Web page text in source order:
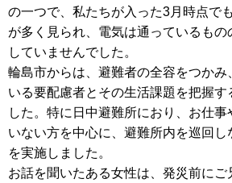
の一つで、私たちが入った3月時点で
が多く見られ、電気は通っているもの
していませんでした。
輪島市からは、避難者の全容をつかみ
いる要配慮者とその生活課題を把握す
した。特に日中避難所におり、お仕事
いない方を中心に、避難所内を巡回し
を実施しました。
お話を聞いたある女性は、発災前に